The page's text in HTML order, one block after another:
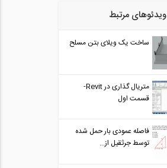
ویدئوهای مرتبط
ساخت یک ویلای بتن مسلح
متریال گذاری در Revit-
قسمت اول
فاصله عمودی بار حمل شده
توسط جرثقیل از...